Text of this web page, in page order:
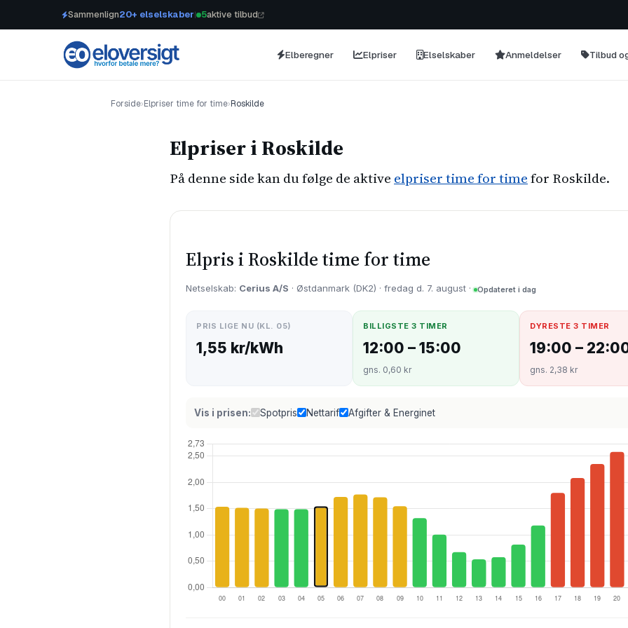
Sammenlign20+ elselskaber| 5aktive tilbud
Elberegner Elpriser Elselskaber Anmeldelser Tilbud
Forside›Elpriser time for time›Roskilde
Elpriser i Roskilde
På denne side kan du følge de aktive elpriser time for timefor Roskilde.
Elpris i Roskilde time for time
Netselskab: Cerius A/S · Østdanmark (DK2) · fredag d. 7. august · Opdateret i dag
PRIS LIGE NU (KL. 05)
1,55 kr/kWh
BILLIGSTE 3 TIMER
12:00 – 15:00
gns. 0,60 kr
DYRESTE 3 TIMER
19:00 –
gns. 2,38 kr
Vis i prisen: Spotpris Nettarif Afgifter & Energinet